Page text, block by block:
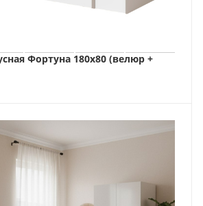
Фортуна 180х80 (велюр +